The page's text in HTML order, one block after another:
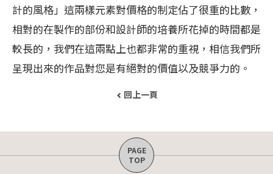
計的風格」這兩樣元素對價格的制定佔了很重的比數，
相對的在製作的部份和設計師的培養所花掉的時間都是
較長的，我們在這兩點上也都非常的重視，相信我們所
呈現出來的作品對您是有絕對的價值以及競爭力的。
回上一頁